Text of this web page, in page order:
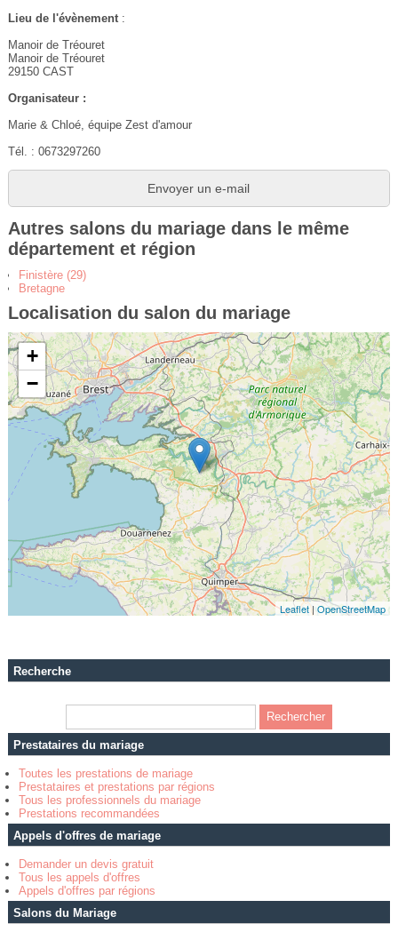
Lieu de l'évènement:
Manoir de Tréouret
Manoir de Tréouret
29150 CAST
Organisateur :
Marie & Chloé, équipe Zest d'amour
Tél. : 0673297260
Envoyer un e-mail
Autres salons du mariage dans le même
département et région
Finistère (29)
Bretagne
Localisation du salon du mariage
+
−
Leaflet|OpenStreetMap
Recherche
Prestataires du mariage
Toutes les prestations de mariage
Prestataires et prestations par régions
Tous les professionnels du mariage
Prestations recommandées
Appels d'offres de mariage
Demander un devis gratuit
Tous les appels d'offres
Appels d'offres par régions
Salons du Mariage